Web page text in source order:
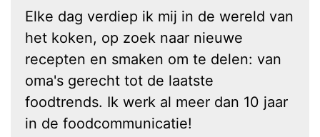
Elke dag verdiep ik mij in de wereld van
het koken, op zoek naar nieuwe
recepten en smaken om te delen: van
oma's gerecht tot de laatste
foodtrends. Ik werk al meer dan 10 jaar
in de foodcommunicatie!